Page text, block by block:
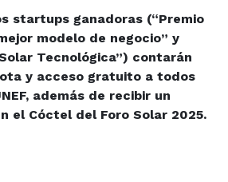
startups ganadoras (“Premio
modelo de negocio” y
Tecnológica”) contarán
y acceso gratuito a todos
además de recibir un
el Cóctel del Foro Solar 2025.